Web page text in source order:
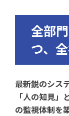
全部
つ、
最新鋭のシス
「人の知見
の監視体制を